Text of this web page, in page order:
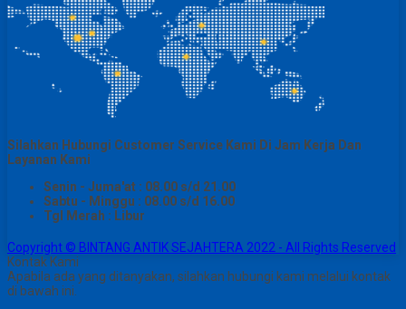
Silahkan Hubungi Customer Service Kami Di Jam Kerja Dan
Layanan Kami
Senin - Juma'at : 08.00 s/d 21.00
Sabtu - Minggu : 08.00 s/d 16.00
Tgl Merah : Libur
Copyright © BINTANG ANTIK SEJAHTERA 2022 - All Rights Reserved
Kontak Kami
Apabila ada yang ditanyakan, silahkan hubungi kami melalui kontak
di bawah ini.